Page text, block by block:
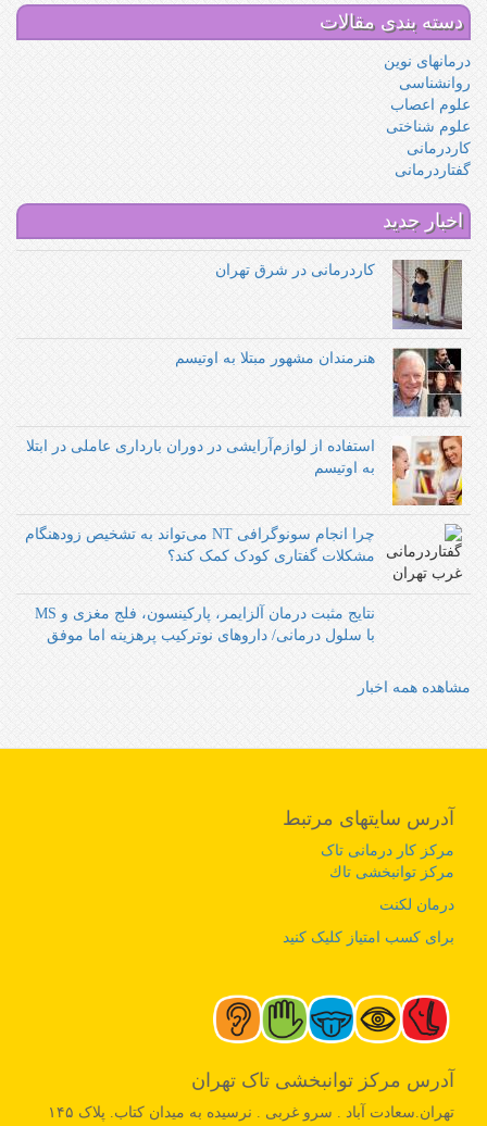
دسته بندی مقالات
درمانهای نوین
روانشناسی
علوم اعصاب
علوم شناختی
کاردرمانی
گفتاردرمانی
اخبار جدید
کاردرمانی در شرق تهران
هنرمندان مشهور مبتلا به اوتیسم
استفاده از لوازم‌آرایشی در دوران بارداری عاملی در ابتلا
به اوتیسم
چرا انجام سونوگرافی NT می‌تواند به تشخیص زودهنگام
مشکلات گفتاری کودک کمک کند؟
نتایج مثبت درمان آلزایمر، پارکینسون، فلج مغزی و MS
با سلول درمانی/ داروهای نوترکیب پرهزینه اما موفق‌‌
مشاهده همه اخبار
آدرس سایتهای مرتبط
مرکز کار درمانی تاک
مرکز توانبخشی تاك
درمان لکنت
برای کسب امتیاز کلیک کنید
آدرس مرکز توانبخشی تاک تهران
تهران.سعادت آباد . سرو غربی . نرسیده به میدان کتاب. پلاک ۱۴۵